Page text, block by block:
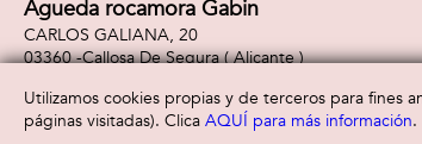
Agueda rocamora Gabin
CARLOS GALIANA, 20
03360 -Callosa De Segura( Alicante )
Utilizamos cookies propias y de terceros para fines
páginas visitadas). Clica AQUÍ para más información.